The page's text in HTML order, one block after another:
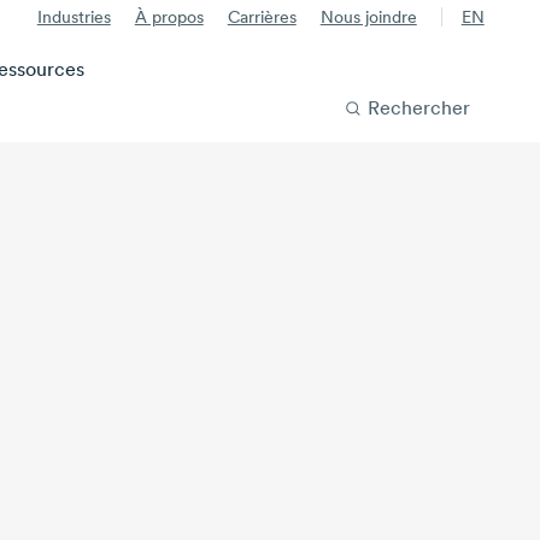
Industries À propos Carrières Nous joindre EN
Rechercher